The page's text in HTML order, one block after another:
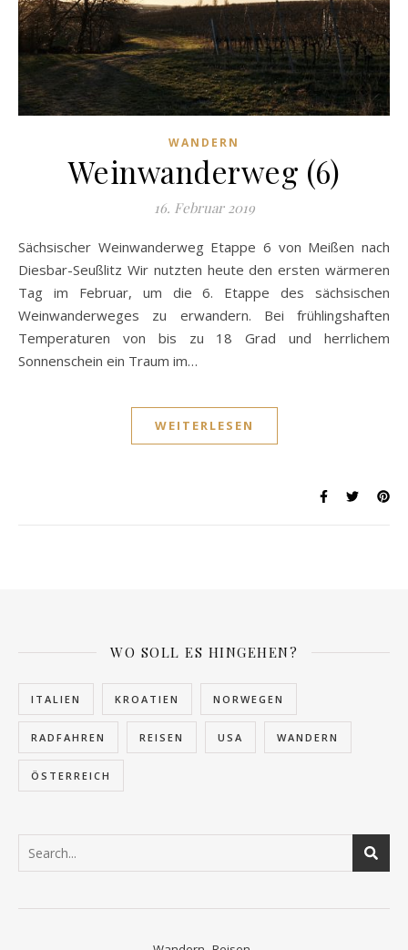
WANDERN
Weinwanderweg (6)
16. Februar 2019
Sächsischer Weinwanderweg Etappe 6 von Meißen nach
Diesbar-Seußlitz Wir nutzten heute den ersten wärmeren
Tag im Februar, um die 6. Etappe des sächsischen
Weinwanderweges zu erwandern. Bei frühlingshaften
Temperaturen von bis zu 18 Grad und herrlichem
Sonnenschein ein Traum im…
WEITERLESEN
WO SOLL ES HINGEHEN?
ITALIEN KROATIEN NORWEGEN
RADFAHREN REISEN USA WANDERN
ÖSTERREICH